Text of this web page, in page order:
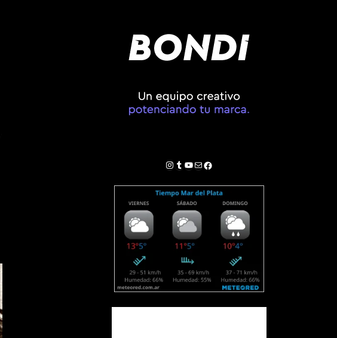
Instagram
Tumblr
YouTube
Correo electrónico
Facebook